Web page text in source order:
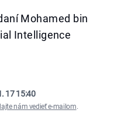
Mohamed bin
Intelligence
17 15:40
nám vedieť e-mailom.